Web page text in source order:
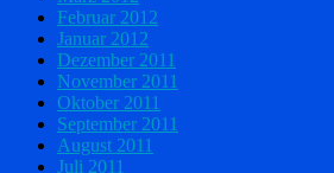
Februar 2012
Januar 2012
Dezember 2011
November 2011
Oktober 2011
September 2011
August 2011
Juli 2011